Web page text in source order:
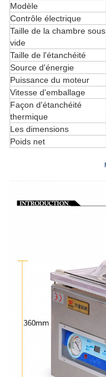
Modèle
Contrôle électrique
Taille de la chambre sous
vide
Taille de l'étanchéité
Source d'énergie
Puissance du moteur
Vitesse d'emballage
Façon d'étanchéité
thermique
Les dimensions
Poids net